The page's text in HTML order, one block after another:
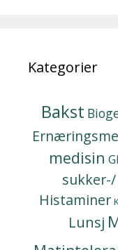
Kategorier
Bakst
medisin
Histaminer
Lunsj